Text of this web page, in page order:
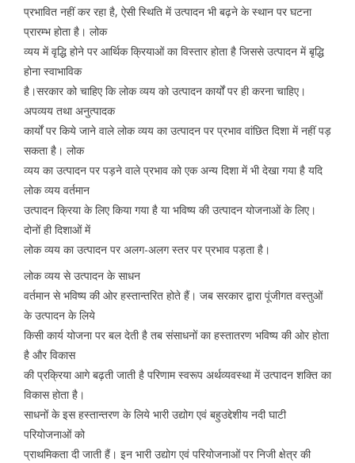
प्रभावित नहीं कर रहा है, ऐसी स्थिति में उत्पादन भी बढ़ने के स्थान पर घटना
प्रारम्भ होता है। लोक
व्यय में वृद्धि होने पर आर्थिक क्रियाओं का विस्तार होता है जिससे उत्पादन में बृद्धि
होना स्वाभाविक
है।सरकार को चाहिए कि लोक व्यय को उत्पादन कार्यों पर ही करना चाहिए।
अपव्यय तथा अनुत्पादक
कार्यों पर किये जाने वाले लोक व्यय का उत्पादन पर प्रभाव वांछित दिशा में नहीं पड़
सकता है। लोक
व्यय का उत्पादन पर पड़ने वाले प्रभाव को एक अन्य दिशा में भी देखा गया है यदि
लोक व्यय वर्तमान
उत्पादन क्रिया के लिए किया गया है या भविष्य की उत्पादन योजनाओं के लिए।
दोनों ही दिशाओं में
लोक व्यय का उत्पादन पर अलग-अलग स्तर पर प्रभाव पड़ता है।
लोक व्यय से उत्पादन के साधन
वर्तमान से भविष्य की ओर हस्तान्तरित होते हैं। जब सरकार द्वारा पूंजीगत वस्तुओं
के उत्पादन के लिये
किसी कार्य योजना पर बल देती है तब संसाधनों का हस्तातरण भविष्य की ओर होता
है और विकास
की प्रक्रिया आगे बढ़ती जाती है परिणाम स्वरूप अर्थव्यवस्था में उत्पादन शक्ति का
विकास होता है।
साधनों के इस हस्तान्तरण के लिये भारी उद्योग एवं बहुउद्देशीय नदी घाटी
परियोजनाओं को
प्राथमिकता दी जाती हैं। इन भारी उद्योग एवं परियोजनाओं पर निजी क्षेत्र की